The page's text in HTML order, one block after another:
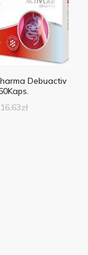
Debuactiv
16,63zł